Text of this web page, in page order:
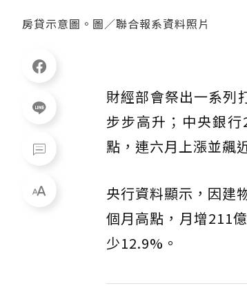
房貸示意圖。圖／聯合報系資料照片
財經部會祭出一系列
步步高升；中央銀
點，連六月上漲並飆
央行資料顯示，因建
個月高點，月增211
少12.9%。